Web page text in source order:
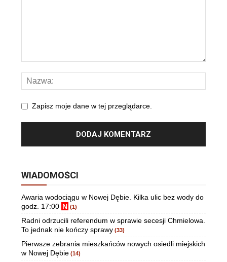
Zapisz moje dane w tej przeglądarce.
WIADOMOŚCI
Awaria wodociągu w Nowej Dębie. Kilka ulic bez wody do
godz. 17:00 N (1)
Radni odrzucili referendum w sprawie secesji Chmielowa.
To jednak nie kończy sprawy (33)
Pierwsze zebrania mieszkańców nowych osiedli miejskich
w Nowej Dębie (14)